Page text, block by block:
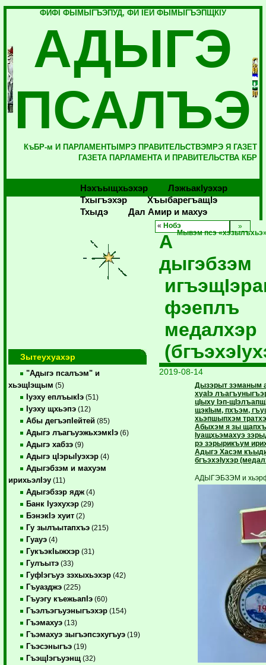
ФИФI ФЫМЫГЪЭПУД, ФИ IЕЙ ФЫМЫГЪЭПЩКIУ
АДЫГЭ
ПСАЛЪЭ
КъБР-м И ПАРЛАМЕНТЫМРЭ ПРАВИТЕЛЬСТВЭМРЭ Я ГАЗЕТ
ГАЗЕТА ПАРЛАМЕНТА И ПРАВИТЕЛЬСТВА КБР
Нэхъыщхьэхэр
Лэжьакlуэхэр
Тхыгъэхэр
Хъыбарегъащlэ
Тхыдэ
Дал Амир и махуэ
Зытеухуахэр
"Адыгэ псалъэм" и
хьэщIэщым (5)
Iуэху еплъыкIэ (51)
Iуэху щхьэпэ (12)
Абы дегъэпIейтей (85)
Адыгэ лъагъуэжьхэмкIэ (6)
Адыгэ хабзэ (9)
Адыгэ цIэрыIуэхэр (4)
Адыгэбзэм и махуэм
ирихьэлIэу (11)
Адыгэбзэр ядж (4)
Банк Iуэхухэр (29)
БэнэкIэ хуит (2)
Гу зылъытапхъэ (215)
Гуауэ (4)
ГукъэкIыжхэр (31)
Гулъытэ (33)
ГуфIэгъуэ зэхыхьэхэр (42)
Гъуазджэ (225)
Гъуэгу къежьапIэ (60)
Гъэлъэгъуэныгъэхэр (154)
Гъэмахуэ (13)
Гъэмахуэ зыгъэпсэхугъуэ (19)
Гъэсэныгъэ (19)
ГъэщIэгъуэнщ (32)
« Нобэ
Мывэм псэ
А
дыгэбзэм
фэеплъ
медалхэр
2019-08-14
Дызэрыт зэманым
хуаIэ
цIыху Iэп-
щэкIым, пхъэм,
хьэпшыпхэм
Абыхэм я зы
Iуащхьэмахуэ
рэ зэрырикъум
Адыгэ Хасэм
бгъэхэIухэр
АДЫГЭБЗЭМ и